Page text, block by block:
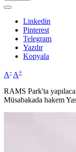
Linkedin
Pinterest
Telegram
Yazdır
Kopyala
A- A+
RAMS Park'ta
Müsabakada hakem